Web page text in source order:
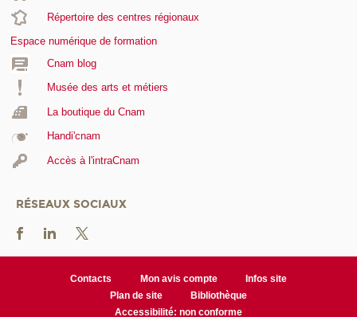
Répertoire des centres régionaux
Espace numérique de formation
Cnam blog
Musée des arts et métiers
La boutique du Cnam
Handi'cnam
Accès à l'intraCnam
RÉSEAUX SOCIAUX
Contacts Mon avis compte
Infos site
Plan de site
Bibliothèque
Accessibilité: non conforme